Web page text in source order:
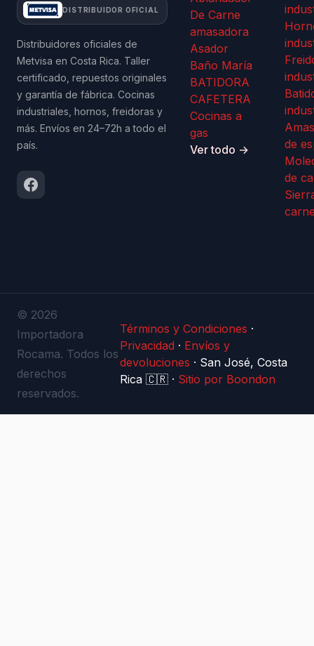
DISTRIBUIDOR OFICIAL
Distribuidores oficiales de
Metvisa en Costa Rica. Taller
certificado, repuestos originales
y garantía de fábrica. Cocinas
industriales, hornos, freidoras y
más. Envíos en 24–72h a todo el
país.
De Carne
amasadora
Asador
Baño María
BATIDORA
CAFETERA
Cocinas a
gas
Ver todo →
de
de
© 2026
Importadora
Rocama. Todos los
derechos
reservados.
Términos y Condiciones ·
Privacidad · Envíos y
devoluciones · San José, Costa
Rica 🇨🇷 · Sitio por Boondon